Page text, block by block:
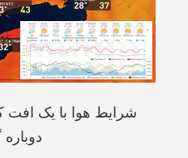
شرایط هوا با یک افت